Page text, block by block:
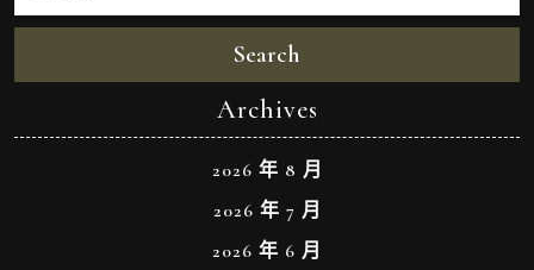
Search
Archives
2026 年 8 月
2026 年 7 月
2026 年 6 月